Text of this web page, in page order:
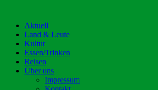
Aktuell
Land & Leute
Kultur
Essen/Trinken
Reisen
Über uns
Impressum